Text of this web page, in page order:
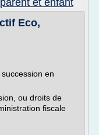
et enfant
Eco,
en
ou droits de
fiscale